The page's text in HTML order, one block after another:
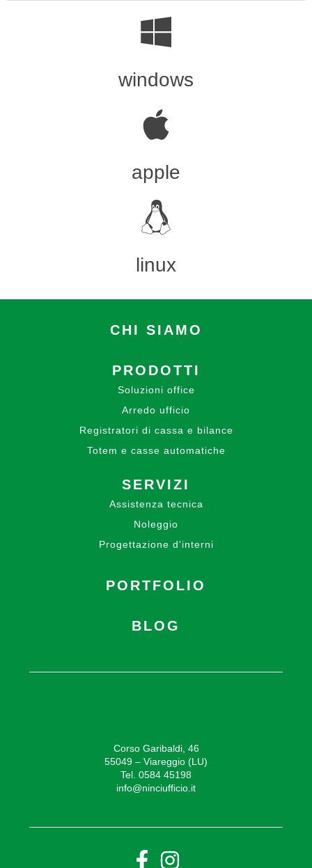
windows
apple
linux
CHI SIAMO
PRODOTTI
Soluzioni office
Arredo ufficio
Registratori di cassa e bilance
Totem e casse automatiche
SERVIZI
Assistenza tecnica
Noleggio
Progettazione d'interni
PORTFOLIO
BLOG
Corso Garibaldi, 46
55049 – Viareggio (LU)
Tel. 0584 45198
info@ninciufficio.it